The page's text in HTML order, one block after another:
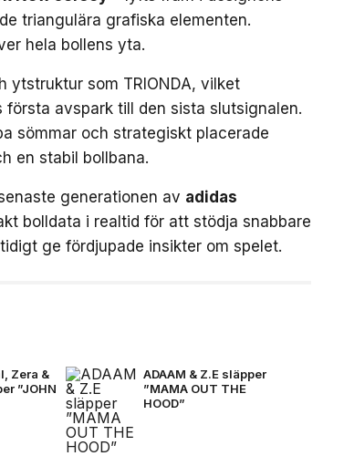
triangulära grafiska elementen.
hela bollens yta.
ytstruktur som TRIONDA, vilket
avspark till den sista slutsignalen.
sömmar och strategiskt placerade
en stabil bollbana.
generationen av adidas
bolldata i realtid för att stödja snabbare
ge fördjupade insikter om spelet.
Zera &
”JOHN
ADAAM & Z.E släpper
”MAMA OUT THE
HOOD”